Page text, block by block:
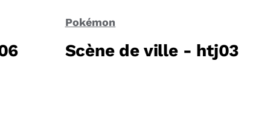
Pokémon
Scène de ville - htj03